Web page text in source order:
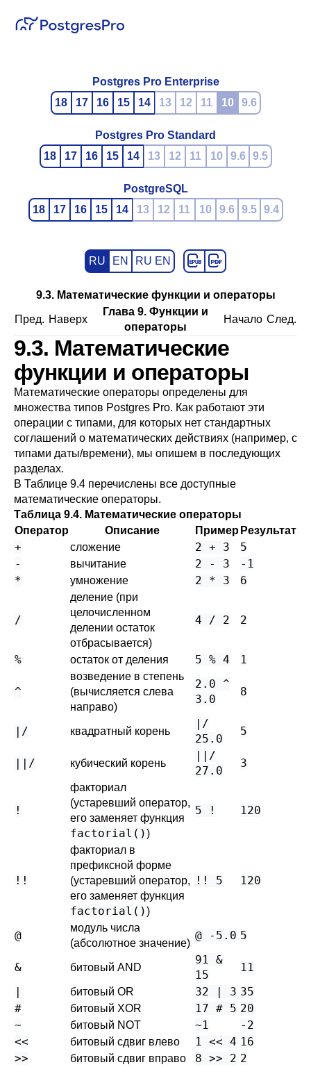
Postgres Pro Enterprise
18
17 16 15 14 13 12 11 10 9.6
Postgres Pro Standard
18
17 16 15 14 13 12 11 10 9.6 9.5
PostgreSQL
18
17 16 15 14 13 12 11 10 9.6 9.5 9.4
RU EN RU EN
9.3. Математические функции и операторы
Пред. Наверх
Глава 9. Функции и
операторы
Начало След.
9.3. Математические
функции и операторы
Математические операторы определены для
множества типов Postgres Pro. Как работают эти
операции с типами, для которых нет стандартных
соглашений о математических действиях (например, с
типами даты/времени), мы опишем в последующих
разделах.
В Таблице 9.4 перечислены все доступные
математические операторы.
Таблица 9.4. Математические операторы
Оператор
Описание Пример Результат
+ сложение 2 + 3
5
-
вычитание 2 - 3
-1
*
умножение 2 * 3 6
/
деление (при
целочисленном
делении остаток
отбрасывается)
4 / 2 2
% остаток от деления 5 % 4 1
^
возведение в степень
(вычисляется слева
направо)
2.0 ^
3.0
8
|/ квадратный корень
|/
25.0
5
||/ кубический корень
||/
27.0
3
!
факториал
(устаревший оператор,
его заменяет функция
factorial())
5 ! 120
!!
факториал в
префиксной форме
(устаревший оператор,
его заменяет функция
factorial())
!! 5 120
@
модуль числа
(абсолютное значение)
@ -5.0 5
& битовый AND
91 &
15
11
|
битовый OR 32 | 3 35
#
битовый XOR 17 # 5 20
~
битовый NOT ~1
-2
<<
битовый сдвиг влево 1 << 4 16
>>
битовый сдвиг вправо 8 >> 2 2